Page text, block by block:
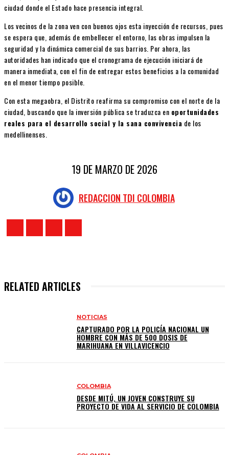
ciudad donde el Estado hace presencia integral.
Los vecinos de la zona ven con buenos ojos esta inyección de recursos, pues
se espera que, además de embellecer el entorno, las obras impulsen la
seguridad y la dinámica comercial de sus barrios. Por ahora, las
autoridades han indicado que el cronograma de ejecución iniciará de
manera inmediata, con el fin de entregar estos beneficios a la comunidad
en el menor tiempo posible.
Con esta megaobra, el Distrito reafirma su compromiso con el norte de la
ciudad, buscando que la inversión pública se traduzca en oportunidades
reales para el desarrollo social y la sana convivencia de los
medellinenses.
19 DE MARZO DE 2026
REDACCION TDI COLOMBIA
RELATED ARTICLES
NOTICIAS
CAPTURADO POR LA POLICÍA NACIONAL UN
HOMBRE CON MÁS DE 500 DOSIS DE
MARIHUANA EN VILLAVICENCIO
COLOMBIA
DESDE MITÚ, UN JOVEN CONSTRUYE SU
PROYECTO DE VIDA AL SERVICIO DE COLOMBIA